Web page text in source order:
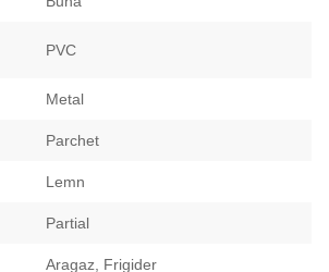
PVC
Metal
Parchet
Lemn
Partial
Aragaz, Frigider